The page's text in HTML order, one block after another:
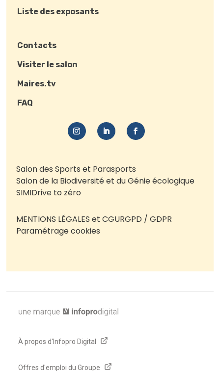
Liste des exposants
Contacts
Visiter le salon
Maires.tv
FAQ
Salon des Sports et Parasports
Salon de la Biodiversité et du Génie écologique
SIMIDrive to zéro
MENTIONS LÉGALES et CGURGPD / GDPR
Paramétrage cookies